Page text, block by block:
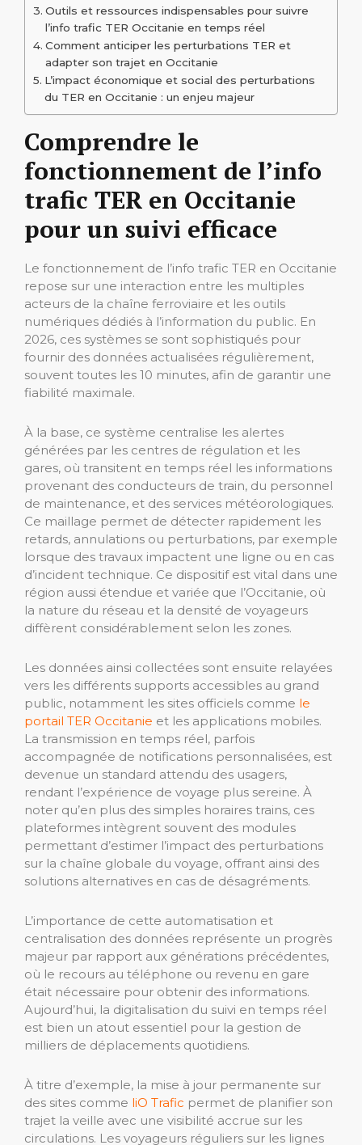
Outils et ressources indispensables pour suivre
l’info trafic TER Occitanie en temps réel
Comment anticiper les perturbations TER et
adapter son trajet en Occitanie
L’impact économique et social des perturbations
du TER en Occitanie : un enjeu majeur
Comprendre le
fonctionnement de l’info
trafic TER en Occitanie
pour un suivi efficace
Le fonctionnement de l’info trafic TER en Occitanie
repose sur une interaction entre les multiples
acteurs de la chaîne ferroviaire et les outils
numériques dédiés à l’information du public. En
2026, ces systèmes se sont sophistiqués pour
fournir des données actualisées régulièrement,
souvent toutes les 10 minutes, afin de garantir une
fiabilité maximale.
À la base, ce système centralise les alertes
générées par les centres de régulation et les
gares, où transitent en temps réel les informations
provenant des conducteurs de train, du personnel
de maintenance, et des services météorologiques.
Ce maillage permet de détecter rapidement les
retards, annulations ou perturbations, par exemple
lorsque des travaux impactent une ligne ou en cas
d’incident technique. Ce dispositif est vital dans une
région aussi étendue et variée que l’Occitanie, où
la nature du réseau et la densité de voyageurs
diffèrent considérablement selon les zones.
Les données ainsi collectées sont ensuite relayées
vers les différents supports accessibles au grand
public, notamment les sites officiels comme le
portail TER Occitanie et les applications mobiles.
La transmission en temps réel, parfois
accompagnée de notifications personnalisées, est
devenue un standard attendu des usagers,
rendant l’expérience de voyage plus sereine. À
noter qu’en plus des simples horaires trains, ces
plateformes intègrent souvent des modules
permettant d’estimer l’impact des perturbations
sur la chaîne globale du voyage, offrant ainsi des
solutions alternatives en cas de désagréments.
L’importance de cette automatisation et
centralisation des données représente un progrès
majeur par rapport aux générations précédentes,
où le recours au téléphone ou revenu en gare
était nécessaire pour obtenir des informations.
Aujourd’hui, la digitalisation du suivi en temps réel
est bien un atout essentiel pour la gestion de
milliers de déplacements quotidiens.
À titre d’exemple, la mise à jour permanente sur
des sites comme liO Trafic permet de planifier son
trajet la veille avec une visibilité accrue sur les
circulations. Les voyageurs réguliers sur les lignes